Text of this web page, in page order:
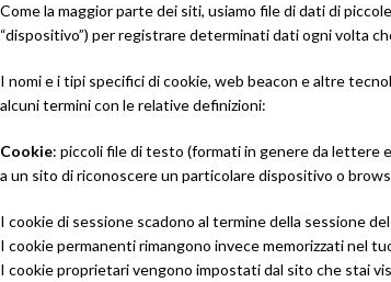
Come la maggior parte dei siti, usiamo file di dati di
“dispositivo”) per registrare determinati dati ogni volta
I nomi e i tipi specifici di cookie, web beacon e altre
alcuni termini con le relative definizioni:
Cookie: piccoli file di testo (formati in genere da lettere
a un sito di riconoscere un particolare dispositivo o
I cookie di sessione scadono al termine della sessione
I cookie permanenti rimangono invece memorizzati nel
I cookie proprietari vengono impostati dal sito che stai